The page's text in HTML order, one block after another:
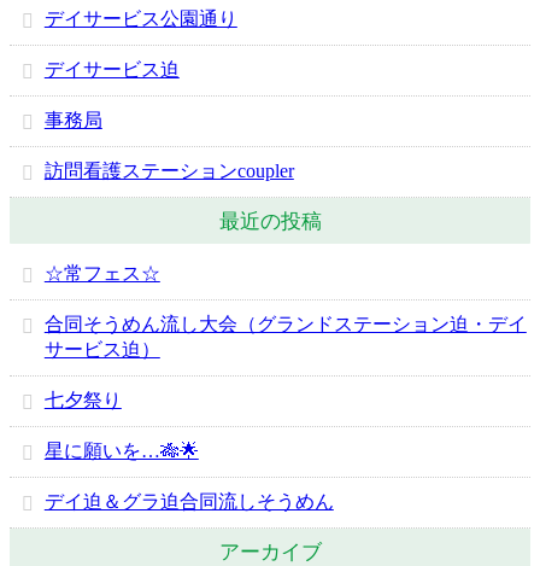
デイサービス公園通り
デイサービス迫
事務局
訪問看護ステーションcoupler
最近の投稿
☆常フェス☆
合同そうめん流し大会（グランドステーション迫・デイ
サービス迫）
七夕祭り
星に願いを…🎋🌟
デイ迫＆グラ迫合同流しそうめん
アーカイブ